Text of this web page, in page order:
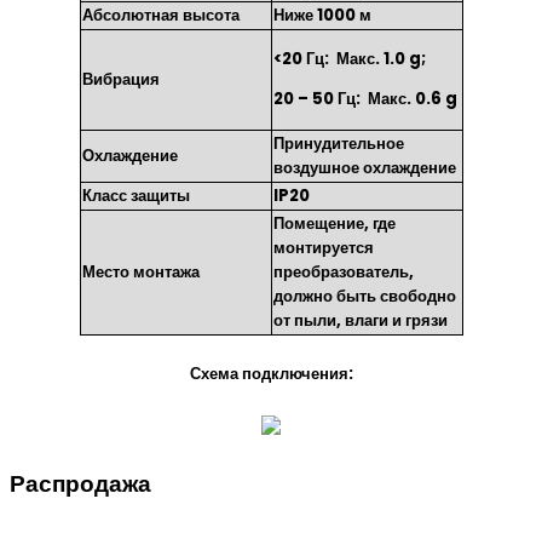
Абсолютная высота
Ниже 1000 м
Вибрация
<20 Гц: Макс. 1.0 g;
20 – 50 Гц: Макс. 0.6 g
Охлаждение
Принудительное
воздушное охлаждение
Класс защиты
IP20
Место монтажа
Помещение, где
монтируется
преобразователь,
должно быть свободно
от пыли, влаги и грязи
Схема подключения:
Распродажа